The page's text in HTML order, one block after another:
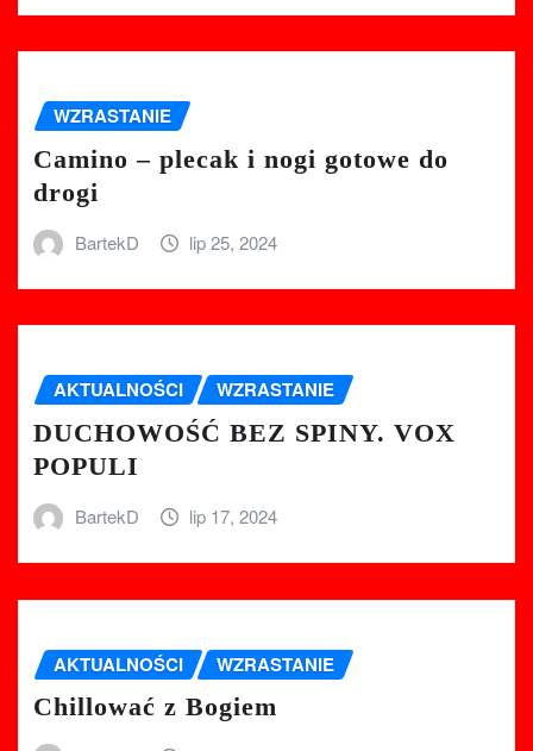
WZRASTANIE
Camino – plecak i nogi gotowe do
drogi
BartekD lip 25, 2024
AKTUALNOŚCI WZRASTANIE
DUCHOWOŚĆ BEZ SPINY. VOX
POPULI
BartekD lip 17, 2024
AKTUALNOŚCI WZRASTANIE
Chillować z Bogiem